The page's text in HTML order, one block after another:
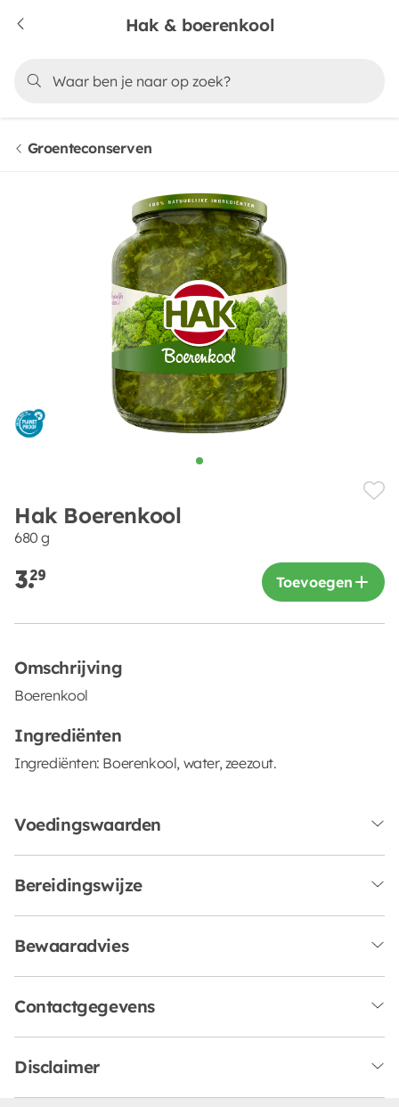
Hak & boerenkool
Groenteconserven
Hak Boerenkool
680 g
3.29 Toevoegen
Omschrijving
Boerenkool
Ingrediënten
Ingrediënten: Boerenkool, water, zeezout.
Voedingswaarden
Bereidingswijze
Bewaaradvies
Contactgegevens
Disclaimer